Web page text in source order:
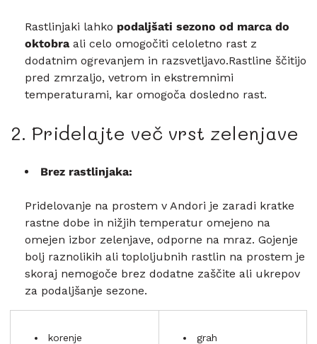
Rastlinjaki lahko podaljšati sezono od marca do
oktobra ali celo omogočiti celoletno rast z
dodatnim ogrevanjem in razsvetljavo.Rastline ščitijo
pred zmrzaljo, vetrom in ekstremnimi
temperaturami, kar omogoča dosledno rast.
2. Pridelajte več vrst zelenjave
Brez rastlinjaka:
Pridelovanje na prostem v Andori je zaradi kratke
rastne dobe in nižjih temperatur omejeno na
omejen izbor zelenjave, odporne na mraz. Gojenje
bolj raznolikih ali toploljubnih rastlin na prostem je
skoraj nemogoče brez dodatne zaščite ali ukrepov
za podaljšanje sezone.
korenje
grah